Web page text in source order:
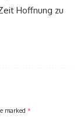
Hoffnung zu
marked *